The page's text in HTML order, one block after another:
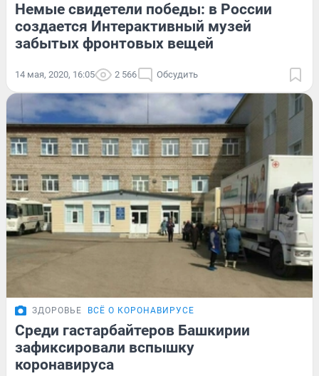
Немые свидетели победы: в России
создается Интерактивный музей
забытых фронтовых вещей
14 мая, 2020, 16:05 2 566 Обсудить
ЗДОРОВЬЕ ВСЁ О КОРОНАВИРУСЕ
Среди гастарбайтеров Башкирии
зафиксировали вспышку
коронавируса